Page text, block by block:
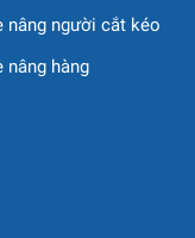
nâng người cắt kéo
nâng hàng